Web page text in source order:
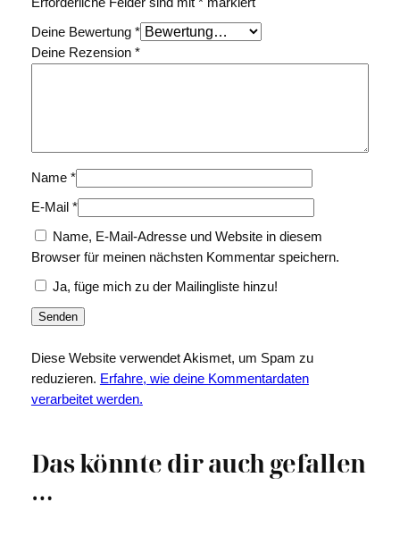
Deine Bewertung *
Deine Rezension *
Name *
E-Mail *
Name, E-Mail-Adresse und Website in diesem
Browser für meinen nächsten Kommentar speichern.
Ja, füge mich zu der Mailingliste hinzu!
Diese Website verwendet Akismet, um Spam zu
reduzieren. Erfahre, wie deine Kommentardaten
verarbeitet werden.
Das könnte dir auch gefallen
…